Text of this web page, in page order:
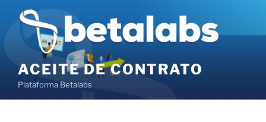
conteúdo
ACEITE DE CONTRATO
Plataforma Betalabs